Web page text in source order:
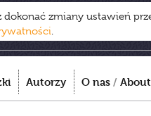
zmiany ustawień
.
Autorzy O nas /